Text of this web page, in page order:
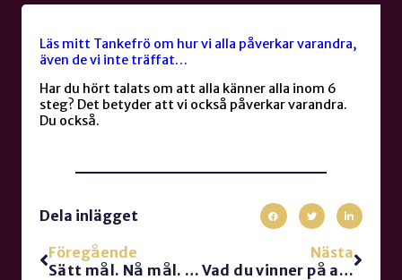
Läs mitt Tankefrö om hur vi alla påverkar varandra,
även de vi inte träffat…
Har du hört talats om att alla känner alla inom 6
steg? Det betyder att vi också påverkar varandra.
Du också.
Dela inlägget
Föregående
Sätt mål. Nå mål. Ha kul på vägen
Nästa
Vad du vinner på att berätta om dina mål